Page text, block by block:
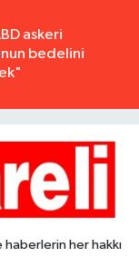
askeri
bedelini
her hakkı